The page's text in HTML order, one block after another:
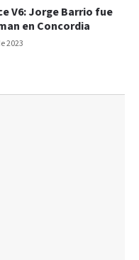
2023
V6: Jorge Barrio fue
en Concordia